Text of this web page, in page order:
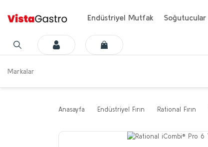
Endüstriyel Mutfak Soğutucular
Markalar
Anasayfa Endüstriyel Fırın Rational Fırın